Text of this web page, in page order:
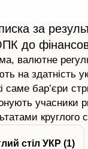
за
до
валютне
на здатність
саме бар’єри
учасники
круглого
стіл УКР (1)